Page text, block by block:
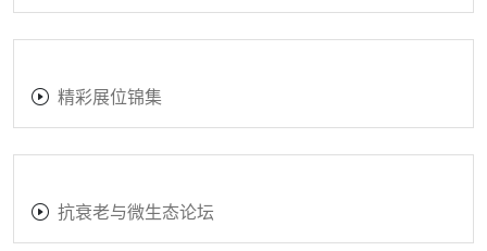
新营养蛋白大会
2026第二届肠道微生态发展策略共创会